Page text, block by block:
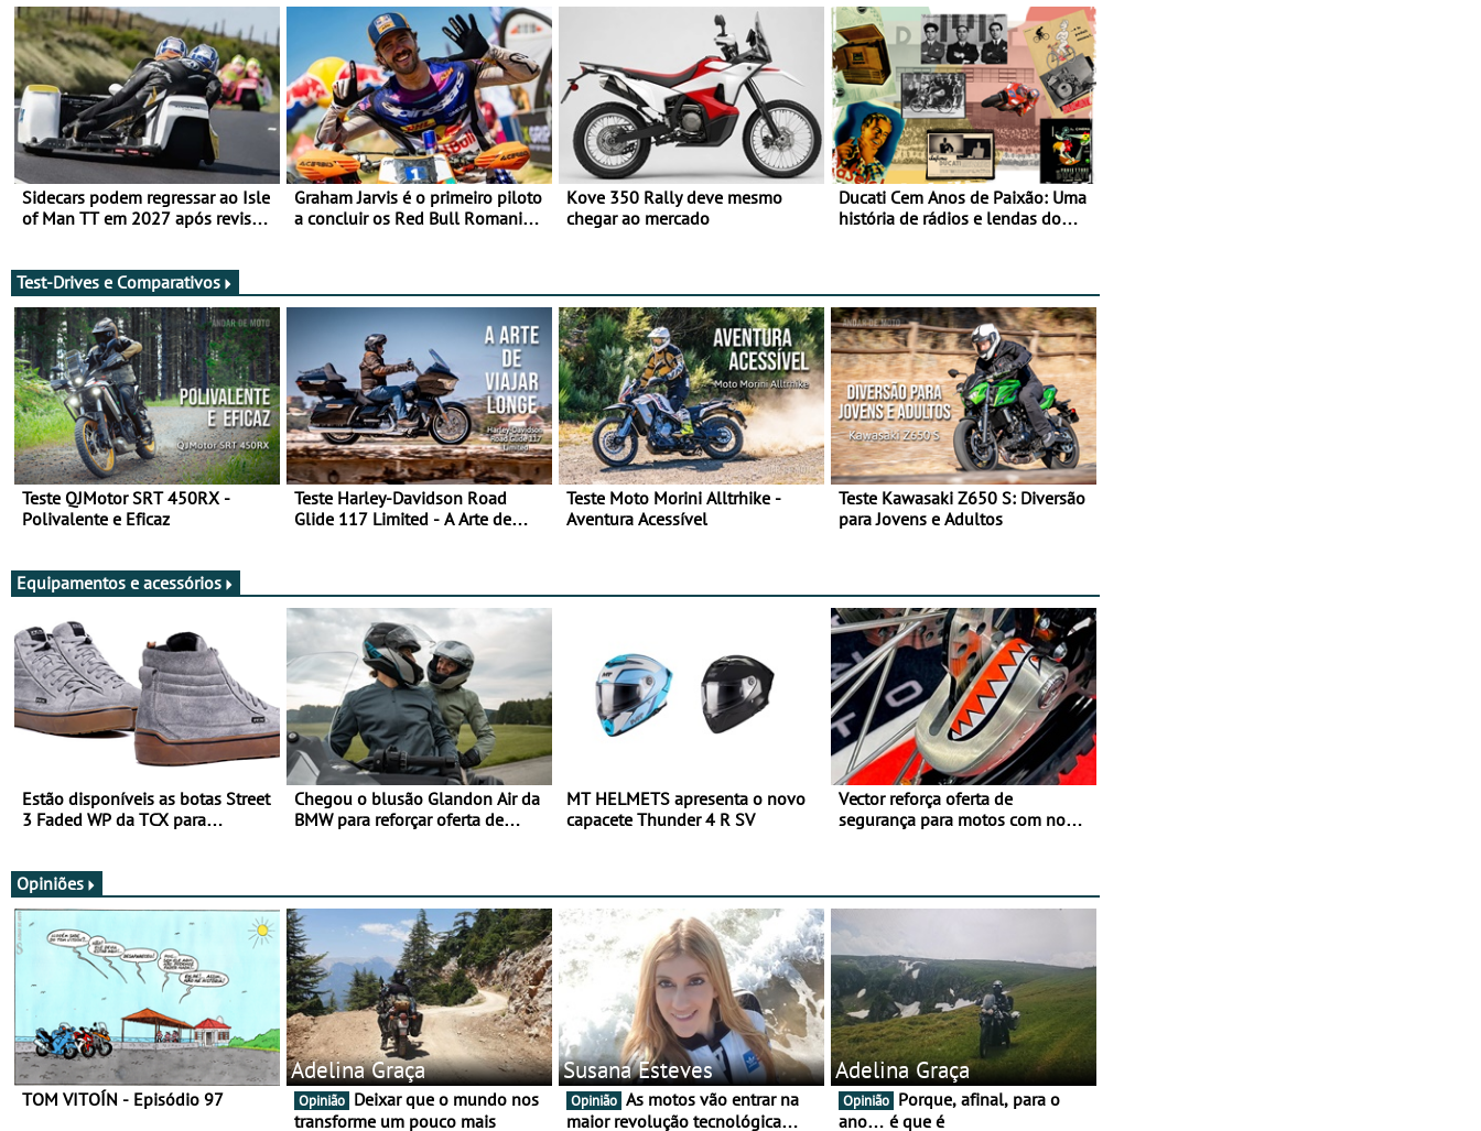
Sidecars podem regressar ao Isle
of Man TT em 2027 após revisão
Graham Jarvis é o primeiro piloto
a concluir os Red Bull Romaniacs
Kove 350 Rally deve mesmo
chegar ao mercado
Ducati Cem Anos de Paixão: Uma
história de rádios e lendas do
Test-Drives e Comparativos
Teste QJMotor SRT 450RX -
Polivalente e Eficaz
Teste Harley-Davidson Road
Glide 117 Limited - A Arte de
Teste Moto Morini Alltrhike -
Aventura Acessível
Teste Kawasaki Z650 S: Diversão
para Jovens e Adultos
Equipamentos e acessórios
Estão disponíveis as botas Street
3 Faded WP da TCX para
Chegou o blusão Glandon Air da
BMW para reforçar oferta de
MT HELMETS apresenta o novo
capacete Thunder 4 R SV
Vector reforça oferta de
segurança para motos com nova
Opiniões
TOM VITOÍN - Episódio 97
Adelina Graça
Opinião
transforme um pouco mais
Susana Esteves
Opinião
maior revolução tecnológica
Adelina Graça
Opinião
ano… é que é